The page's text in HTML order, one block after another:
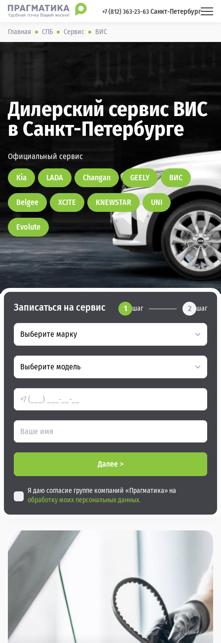
+7 (812) 363-23-63 Санкт-Петербург
Главная СПБ Сервис ВИС
Дилерский сервис ВИС
в Санкт-Петербурге
Официальный сервис
Kia LADA Changan GEELY ВИС
Belgee XCITE KNEWSTAR UNI
Evolute
Записаться на сервис 1 шаг 2 шаг
Выберите марку
Выберите модель
Далее >
Я даю согласие группе компаний «Прагматика» на
обработку моих персональных данных.